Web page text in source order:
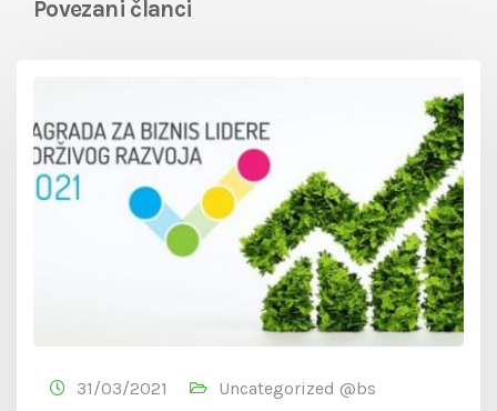
Povezani članci
31/03/2021 Uncategorized @bs